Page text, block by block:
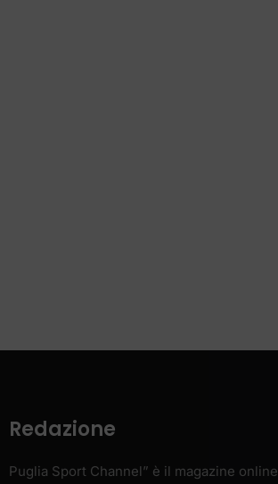
Redazione
Puglia Sport Channel” è il magazine online